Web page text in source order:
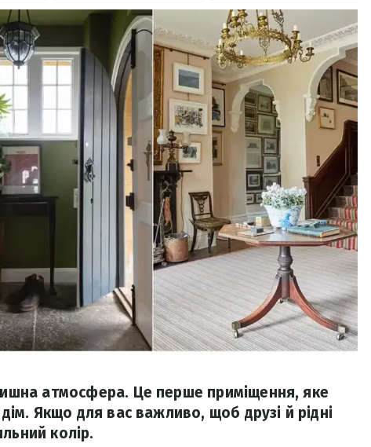
атмосфера. Це перше приміщення, яке
Якщо для вас важливо, щоб друзі й рідні
колір.